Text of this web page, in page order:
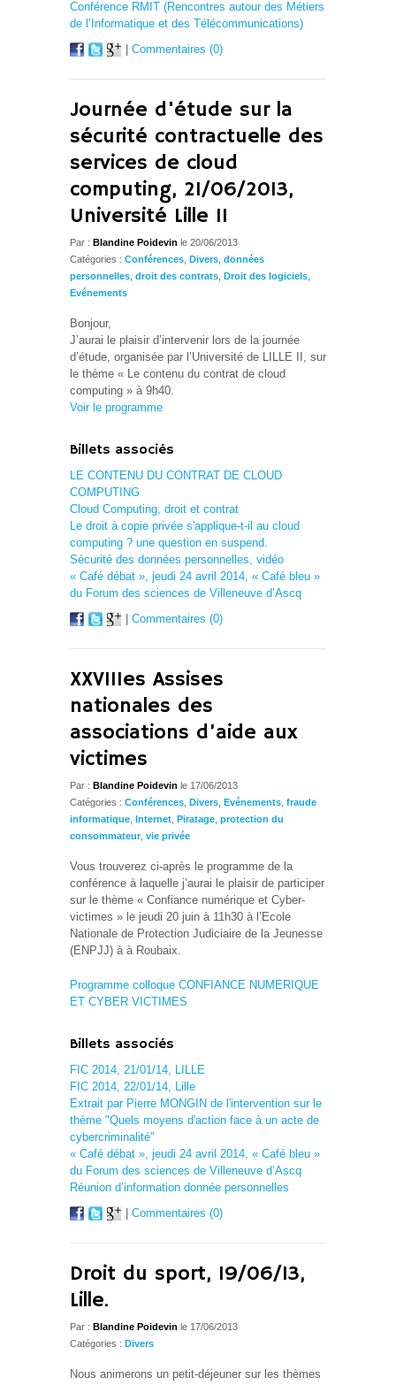
Conférence RMIT (Rencontres autour des Métiers
de l’Informatique et des Télécommunications)
Commentaires (0)
Journée d'étude sur la
sécurité contractuelle des
services de cloud
computing, 21/06/2013,
Université Lille II
Par : Blandine Poidevin le 20/06/2013
Catégories : Conférences Divers données
personnelles droit des contrats Droit des logiciels
Evénements
Bonjour,
J’aurai le plaisir d’intervenir lors de la journée
d’étude, organisée par l’Université de LILLE II, sur
le thème « Le contenu du contrat de cloud
computing » à 9h40.
Voir le programme
Billets associés
LE CONTENU DU CONTRAT DE CLOUD
COMPUTING
Cloud Computing, droit et contrat
Le droit à copie privée s'applique-t-il au cloud
computing ? une question en suspend.
Sécurité des données personnelles, vidéo
« Café débat », jeudi 24 avril 2014, « Café bleu »
du Forum des sciences de Villeneuve d’Ascq
Commentaires (0)
XXVIIIes Assises
nationales des
associations d’aide aux
victimes
Par : Blandine Poidevin le 17/06/2013
Catégories : Conférences Divers Evénements fraude
informatique
Internet Piratage protection du
consommateur, vie privée
Vous trouverez ci-après le programme de la
conférence à laquelle j’aurai le plaisir de participer
sur le thème « Confiance numérique et Cyber-
victimes » le jeudi 20 juin à 11h30 à l’Ecole
Nationale de Protection Judiciaire de la Jeunesse
(ENPJJ) à à Roubaix.
Programme colloque CONFIANCE NUMERIQUE
ET CYBER VICTIMES
Billets associés
FIC 2014, 21/01/14, LILLE
FIC 2014, 22/01/14, Lille
Extrait par Pierre MONGIN de l'intervention sur le
thème "Quels moyens d'action face à un acte de
cybercriminalité"
« Café débat », jeudi 24 avril 2014, « Café bleu »
du Forum des sciences de Villeneuve d’Ascq
Réunion d’information donnée personnelles
Commentaires (0)
Droit du sport, 19/06/13,
Lille.
Par : Blandine Poidevin le 17/06/2013
Catégories : Divers
Nous animerons un petit-déjeuner sur les thèmes